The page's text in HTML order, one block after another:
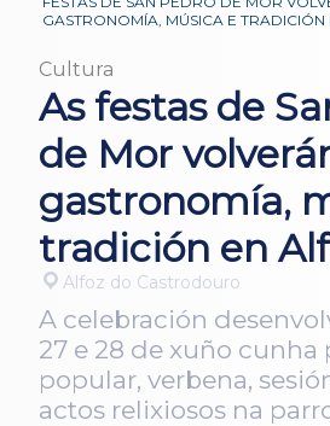
GASTRONOMÍA, MÚSICA E
Cultura
As festas de
de Mor
gastronomía,
tradición en
Alfoz do Castrodouro
A celebración
27 e 28 de xuño cunha
popular, verbena,
actos relixiosos na